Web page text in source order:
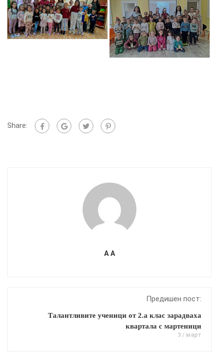
Share:
A A
Предишен пост:
Талантливите ученици от 2.а клас зарадваха
квартала с мартеници
3 / март